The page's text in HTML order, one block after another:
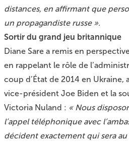
distances, en affirmant que
un propagandiste russe ».
Sortir du grand jeu britannique
Diane Sare a remis en
en rappelant le rôle de
coup d’État de 2014 en Ukraine,
vice-président Joe Biden et la
Victoria Nuland : « Nous
l’appel téléphonique avec
décident exactement qui sera